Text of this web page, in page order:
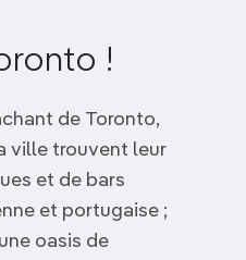
!
de Toronto,
ville trouvent leur
et de bars
et portugaise ;
oasis de